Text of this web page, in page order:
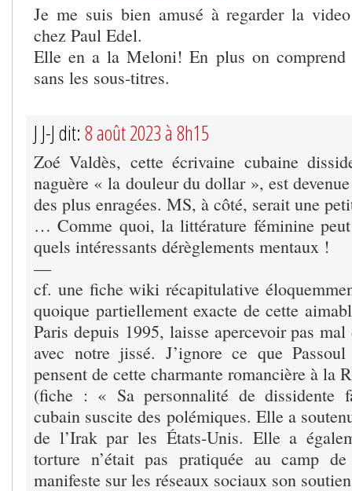
Je me suis bien amusé à regarder la
chez Paul Edel.
Elle en a la Meloni! En plus on comprend
sans les sous-titres.
J J-J dit: 8 août 2023 à 8h15
Zoé Valdès, cette écrivaine cubaine
naguère « la douleur du dollar », est
des plus enragées. MS, à côté, serait une
… Comme quoi, la littérature féminine peut
quels intéressants dérèglements mentaux !
—
cf. une fiche wiki récapitulative
quoique partiellement exacte de cette
Paris depuis 1995, laisse apercevoir pas
avec notre jissé. J’ignore ce que
pensent de cette charmante romancière à la
(fiche : « Sa personnalité de dissidente
cubain suscite des polémiques. Elle a
de l’Irak par les États-Unis. Elle a
torture n’était pas pratiquée au camp
manifeste sur les réseaux sociaux son